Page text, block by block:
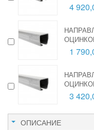
4
1
3
ОПИСАНИЕ